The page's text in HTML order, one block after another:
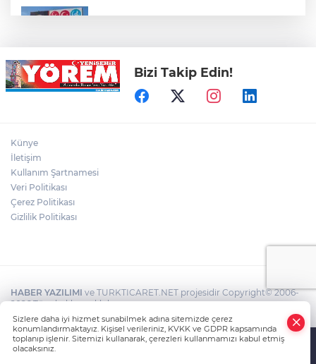
Açıkhava’da ‘cimri’ye alkış yağmuru
Bizi Takip Edin!
Künye
İletişim
Kullanım Şartnamesi
Veri Politikası
Çerez Politikası
Gizlilik Politikası
HABER YAZILIMI ve TURKTICARET.NET projesidir Copyright© 2006-
2026 Tüm hakları saklıdır.
Sizlere daha iyi hizmet sunabilmek adına sitemizde çerez
konumlandırmaktayız. Kişisel verileriniz, KVKK ve GDPR kapsamında
toplanıp işlenir. Sitemizi kullanarak, çerezleri kullanmamızı kabul etmiş
olacaksınız.